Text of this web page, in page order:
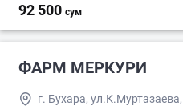
92 500 сум
ФАРМ МЕРКУРИ
г. Бухара,